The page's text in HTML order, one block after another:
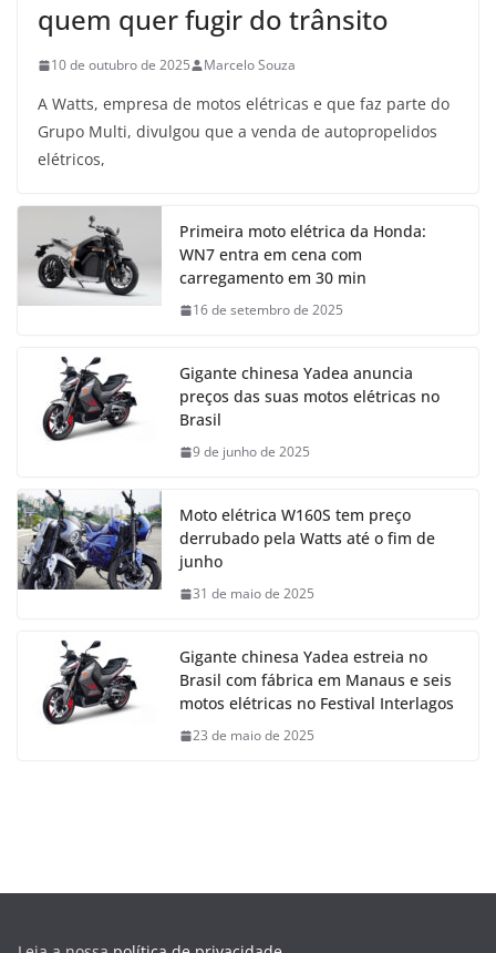
quem quer fugir do trânsito
10 de outubro de 2025 Marcelo Souza
A Watts, empresa de motos elétricas e que faz parte do
Grupo Multi, divulgou que a venda de autopropelidos
elétricos,
Primeira moto elétrica da Honda:
WN7 entra em cena com
carregamento em 30 min
16 de setembro de 2025
Gigante chinesa Yadea anuncia
preços das suas motos elétricas no
Brasil
9 de junho de 2025
Moto elétrica W160S tem preço
derrubado pela Watts até o fim de
junho
31 de maio de 2025
Gigante chinesa Yadea estreia no
Brasil com fábrica em Manaus e seis
motos elétricas no Festival Interlagos
23 de maio de 2025